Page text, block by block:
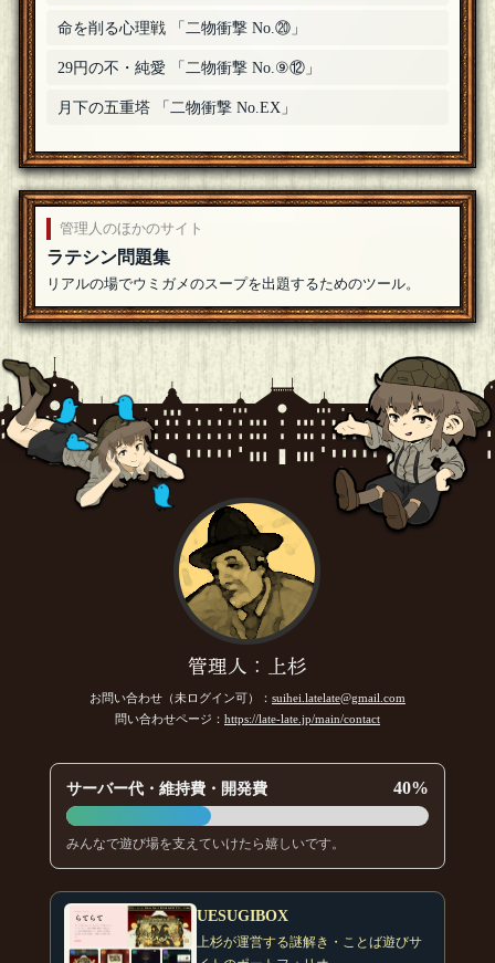
命を削る心理戦 「二物衝撃 No.⑳」
29円の不・純愛 「二物衝撃 No.⑨⑫」
月下の五重塔 「二物衝撃 No.EX」
管理人のほかのサイト
ラテシン問題集
リアルの場でウミガメのスープを出題するためのツール。
管理人：上杉
お問い合わせ（未ログイン可）： suihei.latelate@gmail.com
問い合わせページ： https://late-late.jp/main/contact
サーバー代・維持費・開発費 40%
みんなで遊び場を支えていけたら嬉しいです。
UESUGIBOX
上杉が運営する謎解き・ことば遊びサ